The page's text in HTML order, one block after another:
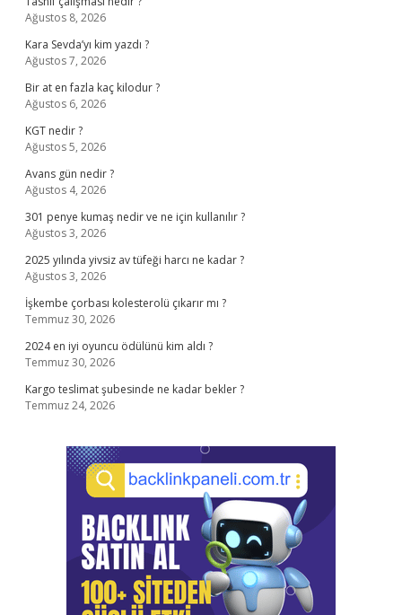
Ağustos 8, 2026
Kara Sevda’yı kim yazdı ?
Ağustos 7, 2026
Bir at en fazla kaç kilodur ?
Ağustos 6, 2026
KGT nedir ?
Ağustos 5, 2026
Avans gün nedir ?
Ağustos 4, 2026
301 penye kumaş nedir ve ne için kullanılır ?
Ağustos 3, 2026
2025 yılında yivsiz av tüfeği harcı ne kadar ?
Ağustos 3, 2026
İşkembe çorbası kolesterolü çıkarır mı ?
Temmuz 30, 2026
2024 en iyi oyuncu ödülünü kim aldı ?
Temmuz 30, 2026
Kargo teslimat şubesinde ne kadar bekler ?
Temmuz 24, 2026